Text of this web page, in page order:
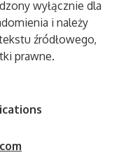
wyłącznie dla
i należy
źródłowego,
prawne.